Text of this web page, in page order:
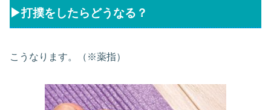
▶︎打撲をしたらどうなる？
こうなります。（※薬指）